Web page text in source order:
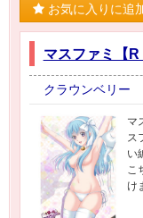
お気に入りに追
マスファミ【R
クラウンベリー
マ
ス
い
こ
け